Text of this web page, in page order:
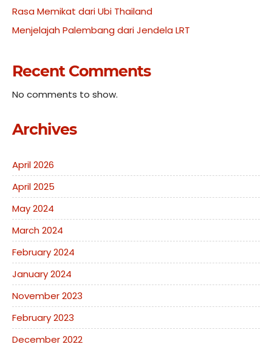
Rasa Memikat dari Ubi Thailand
Menjelajah Palembang dari Jendela LRT
Recent Comments
No comments to show.
Archives
April 2026
April 2025
May 2024
March 2024
February 2024
January 2024
November 2023
February 2023
December 2022